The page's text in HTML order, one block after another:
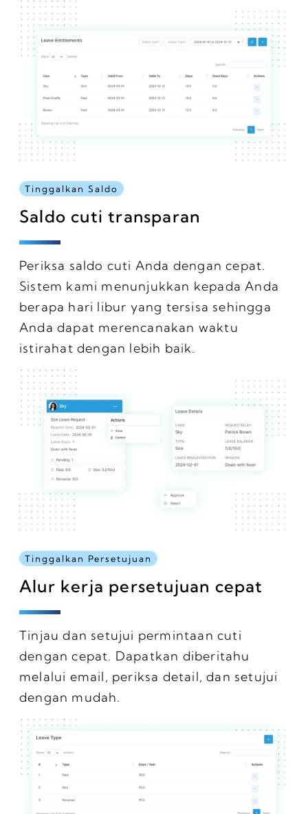
Tinggalkan Saldo
Saldo cuti transparan
Periksa saldo cuti Anda dengan cepat.
Sistem kami menunjukkan kepada Anda
berapa hari libur yang tersisa sehingga
Anda dapat merencanakan waktu
istirahat dengan lebih baik.
Tinggalkan Persetujuan
Alur kerja persetujuan cepat
Tinjau dan setujui permintaan cuti
dengan cepat. Dapatkan diberitahu
melalui email, periksa detail, dan setujui
dengan mudah.